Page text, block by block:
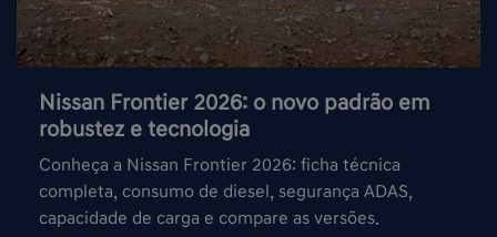
Nissan Frontier 2026: o novo padrão em
robustez e tecnologia
Conheça a Nissan Frontier 2026: ficha técnica
completa, consumo de diesel, segurança ADAS,
capacidade de carga e compare as versões.